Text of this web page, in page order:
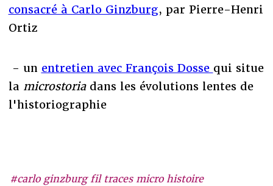
#carlo ginzburg fil traces micro histoire
consacré à Carlo Ginzburg, par Pierre-Henri
Ortiz
- un entretien avec François Dosse qui situe
la microstoria dans les évolutions lentes de
l'historiographie